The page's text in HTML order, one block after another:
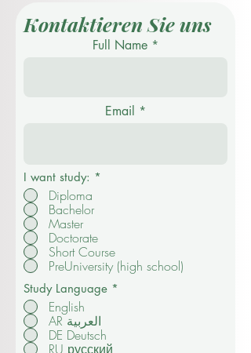
Kontaktieren Sie uns
Full Name
Email
I want study: *
Diploma
Bachelor
Master
Doctorate
Short Course
PreUniversity (high school)
Study Language *
English
AR العربية
DE Deutsch
RU русский